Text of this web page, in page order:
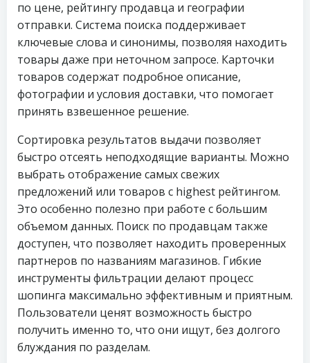
по цене, рейтингу продавца и географии
отправки. Система поиска поддерживает
ключевые слова и синонимы, позволяя находить
товары даже при неточном запросе. Карточки
товаров содержат подробное описание,
фотографии и условия доставки, что помогает
принять взвешенное решение.
Сортировка результатов выдачи позволяет
быстро отсеять неподходящие варианты. Можно
выбрать отображение самых свежих
предложений или товаров с highest рейтингом.
Это особенно полезно при работе с большим
объемом данных. Поиск по продавцам также
доступен, что позволяет находить проверенных
партнеров по названиям магазинов. Гибкие
инструменты фильтрации делают процесс
шопинга максимально эффективным и приятным.
Пользователи ценят возможность быстро
получить именно то, что они ищут, без долгого
блуждания по разделам.